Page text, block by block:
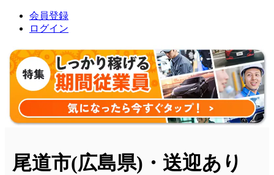
会員登録
ログイン
尾道市(広島県)・送迎あり